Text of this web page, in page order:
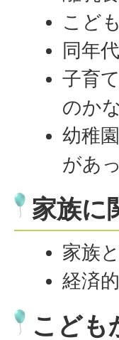
こど
同年
子育
のか
幼稚
があ
家族に
家族
経済
こども